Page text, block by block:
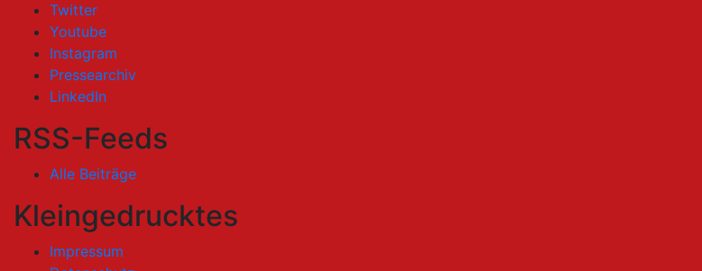
Twitter
Youtube
Instagram
Pressearchiv
LinkedIn
RSS-Feeds
Alle Beiträge
Kleingedrucktes
Impressum